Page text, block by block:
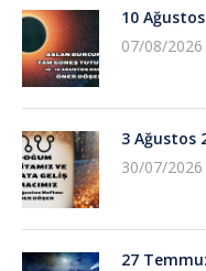
10
07/08/2026
3 Ağustos
30/07/2026
27